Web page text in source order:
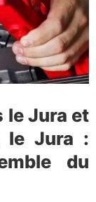
le Jura et
le Jura :
du